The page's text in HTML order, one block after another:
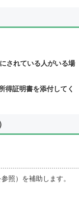
されている人がいる場
得証明書を添付してく
照）を補助します。